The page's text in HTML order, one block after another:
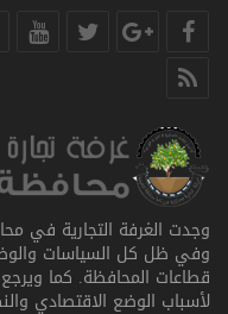
وجدت الغرفة التجارية في
وفي ظل كل السياسات
لأسباب الوضع الاقتصادي